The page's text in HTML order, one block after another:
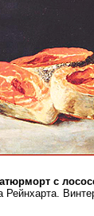
с
Рейнхарта.